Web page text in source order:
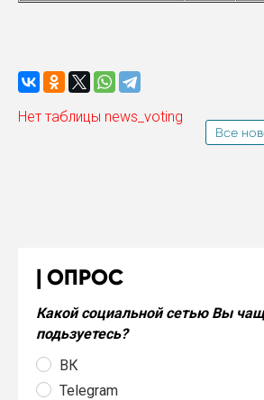
Нет таблицы news_voting
Все
ОПРОС
Какой социальной сетью Вы
подьзуетесь?
ВК
Telegram